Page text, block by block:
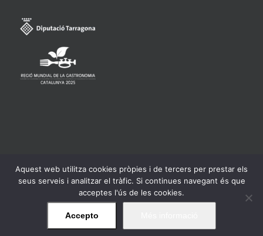
Consell Regulador de la Denominació d'Origen Qualificada
Priorat -Avís legal
Aquest web utilitza cookies pròpies i de tercers per prestar els
seus serveis i analitzar el tràfic. Si continues navegant és que
acceptes l'ús de les cookies.
Accepto